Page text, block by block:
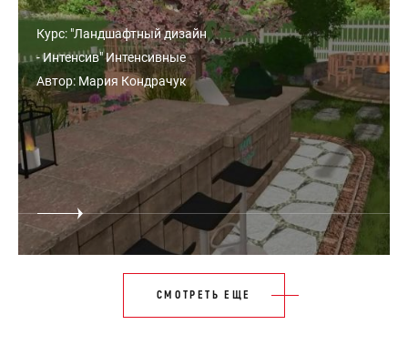
Курс: "Ландшафтный дизайн
- Интенсив" Интенсивные
Автор: Мария Кондрачук
СМОТРЕТЬ ЕЩЕ